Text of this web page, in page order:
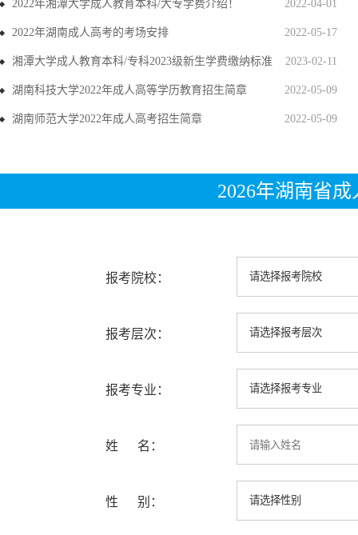
2022-04-01
2022年湘潭大学成人教育本科/大专学费介绍！
2022-05-17
2022年湖南成人高考的考场安排
2023-02-11
湘潭大学成人教育本科/专科2023级新生学费缴纳标准
2022-05-09
湖南科技大学2022年成人高等学历教育招生简章
2022-05-09
湖南师范大学2022年成人高考招生简章
2026年湖南省
报考院校：
报考层次：
报考专业：
姓 名：
性 别：